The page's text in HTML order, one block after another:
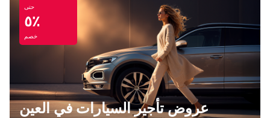
حتى
٥٪
خصم
عروض تأجير السيارات في العين